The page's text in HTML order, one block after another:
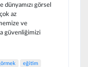
dünyamızı görsel
az
ve
güvenliğimizi
eğitim